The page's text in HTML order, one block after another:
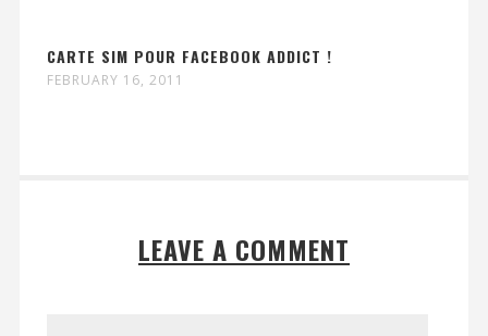
CARTE SIM POUR FACEBOOK ADDICT !
FEBRUARY 16, 2011
LEAVE A COMMENT